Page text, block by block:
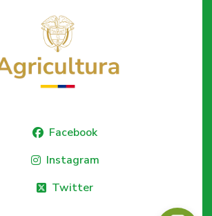
Facebook
Instagram
Twitter